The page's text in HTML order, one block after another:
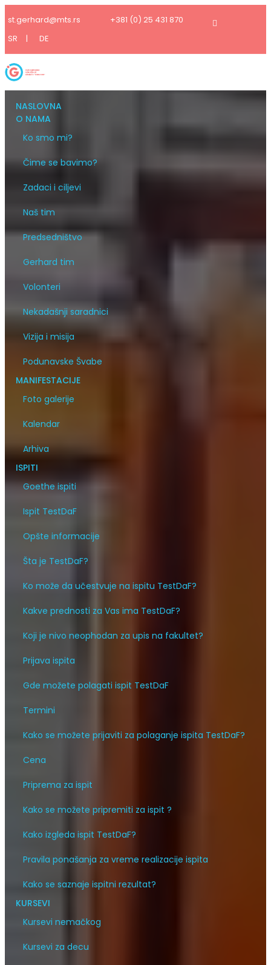
st.gerhard@mts.rs
+381 (0) 25 431 870
SR
| DE
NASLOVNA
O NAMA
Ko smo mi?
Čime se bavimo?
Zadaci i ciljevi
Naš tim
Predsedništvo
Gerhard tim
Volonteri
Nekadašnji saradnici
Vizija i misija
Podunavske Švabe
MANIFESTACIJE
Foto galerije
Kalendar
Arhiva
ISPITI
Goethe ispiti
Ispit TestDaF
Opšte informacije
Šta je TestDaF?
Ko može da učestvuje na ispitu TestDaF?
Kakve prednosti za Vas ima TestDaF?
Koji je nivo neophodan za upis na fakultet?
Prijava ispita
Gde možete polagati ispit TestDaF
Termini
Kako se možete prijaviti za polaganje ispita TestDaF?
Cena
Priprema za ispit
Kako se možete pripremiti za ispit ?
Kako izgleda ispit TestDaF?
Pravila ponašanja za vreme realizacije ispita
Kako se saznaje ispitni rezultat?
KURSEVI
Kursevi nemačkog
Kursevi za decu